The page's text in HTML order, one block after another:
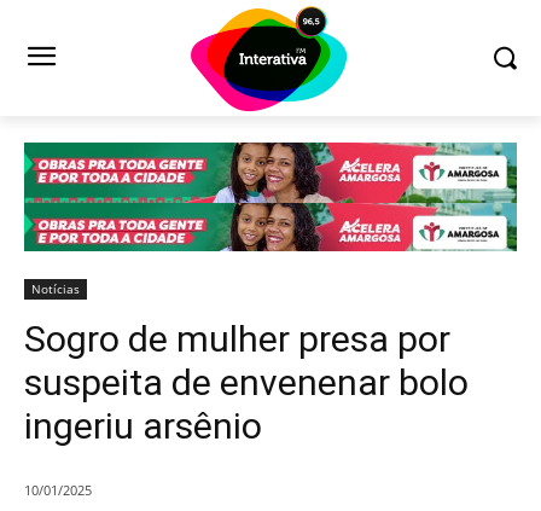
Notícias
Sogro de mulher presa por
suspeita de envenenar bolo
ingeriu arsênio
10/01/2025